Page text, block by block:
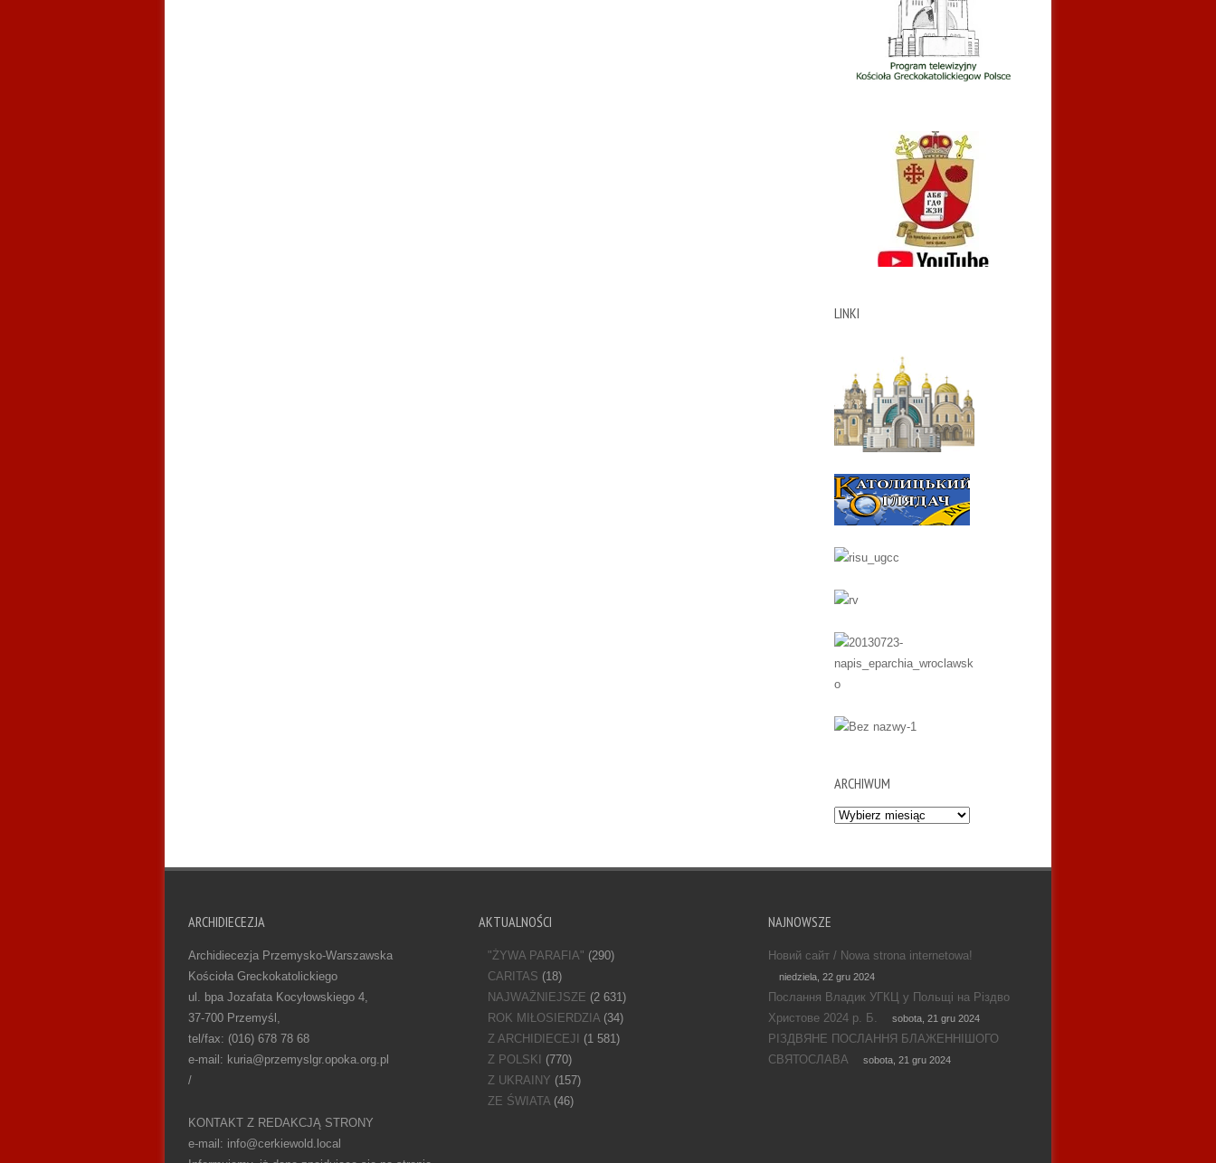
LINKI
ARCHIWUM
Archiwum
ARCHIDIECEZJA
Archidiecezja Przemysko-Warszawska
Kościoła Greckokatolickiego
ul. bpa Jozafata Kocyłowskiego 4,
37-700 Przemyśl,
tel/fax: (016) 678 78 68
e-mail: kuria@przemyslgr.opoka.org.pl
/
KONTAKT Z REDAKCJĄ STRONY
e-mail: info@cerkiewold.local
AKTUALNOŚCI
"ŻYWA PARAFIA" (290)
CARITAS (18)
NAJWAŻNIEJSZE (2 631)
ROK MIŁOSIERDZIA(34)
Z ARCHIDIECEJI
(1 581)
Z POLSKI
(770)
Z UKRAINY (157)
ZE ŚWIATA(46)
NAJNOWSZE
Новий сайт / Nowa strona internetowa!
niedziela, 22 gru 2024
Послання Владик УГКЦ у Польщі на Різдво
Христове 2024 р. Б.
sobota, 21 gru 2024
РІЗДВЯНЕ ПОСЛАННЯ БЛАЖЕННІШОГО
СВЯТОСЛАВА
sobota, 21 gru 2024